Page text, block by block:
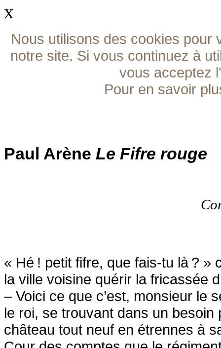
x
Nous utilisons des cookies pour
notre site. Si vous continuez à
vous acceptez
Pour en savoir
Paul Arène Le Fifre rouge
« Hé ! petit fifre, que fais-tu là ? »
la ville voisine quérir la fricassée
– Voici ce que c’est, monsieur le
le roi, se trouvant dans un besoin
château tout neuf en étrennes à